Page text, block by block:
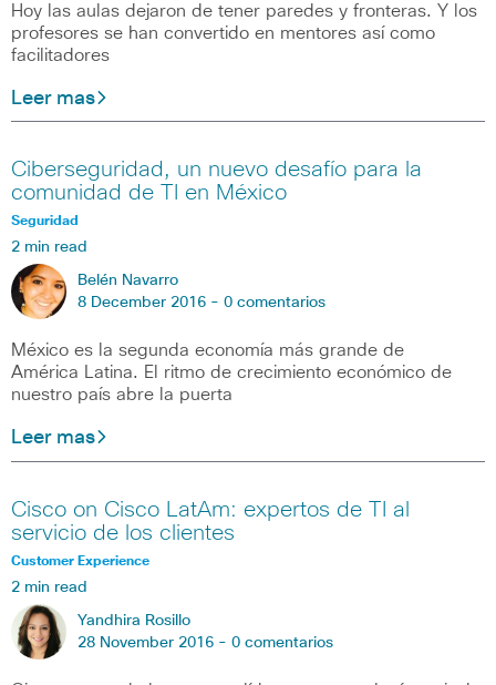
Hoy las aulas dejaron de tener paredes y fronteras. Y los
profesores se han convertido en mentores así como
facilitadores
Leer mas
Ciberseguridad, un nuevo desafío para la
comunidad de TI en México
Seguridad
2 min read
Belén Navarro
8 December 2016 - 0 comentarios
México es la segunda economía más grande de
América Latina. El ritmo de crecimiento económico de
nuestro país abre la puerta
Leer mas
Cisco on Cisco LatAm: expertos de TI al
servicio de los clientes
Customer Experience
2 min read
Yandhira Rosillo
28 November 2016 - 0 comentarios